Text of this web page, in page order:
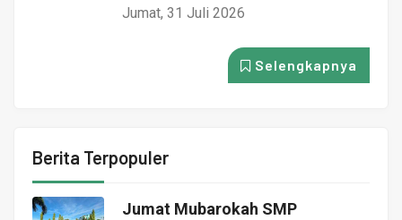
Jumat, 31 Juli 2026
Selengkapnya
Berita Terpopuler
Jumat Mubarokah SMP